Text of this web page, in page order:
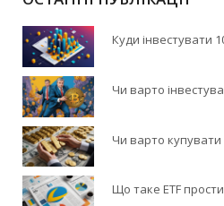
Куди інвестувати
Чи варто
Чи варто купувати
Що таке ETF